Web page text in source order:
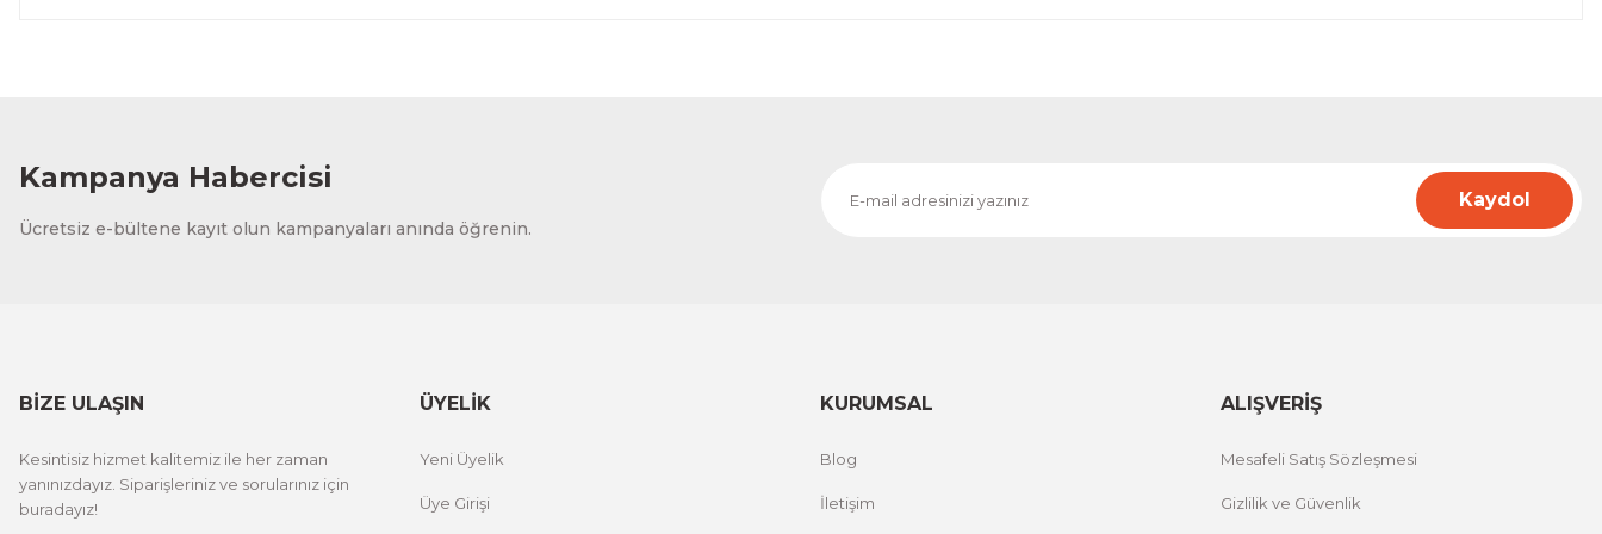
Kampanya Habercisi
Ücretsiz e-bültene kayıt olun kampanyaları anında öğrenin.
Kaydol
BİZE ULAŞIN
Kesintisiz hizmet kalitemiz ile her zaman
yanınızdayız. Siparişleriniz ve sorularınız için
buradayız!
ÜYELİK
Yeni Üyelik
Üye Girişi
KURUMSAL
Blog
İletişim
ALIŞVERİŞ
Mesafeli Satış Sözleşmesi
Gizlilik ve Güvenlik